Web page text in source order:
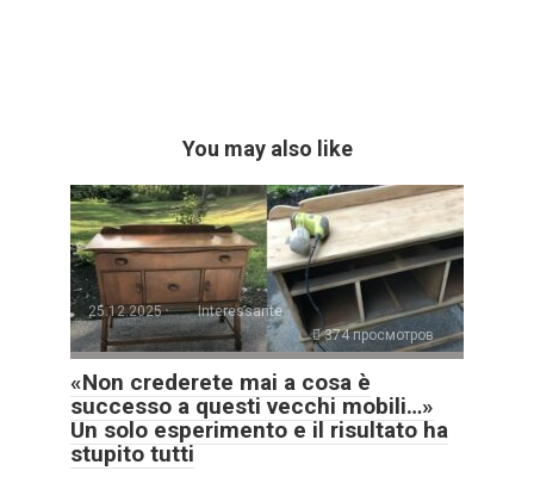
You may also like
25.12.2025
Interessante
374 просмотров
«Non crederete mai a cosa è
successo a questi vecchi mobili…»
Un solo esperimento e il risultato ha
stupito tutti